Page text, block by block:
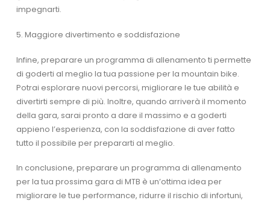
impegnarti.
5. Maggiore divertimento e soddisfazione
Infine, preparare un programma di allenamento ti permette
di goderti al meglio la tua passione per la mountain bike.
Potrai esplorare nuovi percorsi, migliorare le tue abilità e
divertirti sempre di più. Inoltre, quando arriverà il momento
della gara, sarai pronto a dare il massimo e a goderti
appieno l’esperienza, con la soddisfazione di aver fatto
tutto il possibile per prepararti al meglio.
In conclusione, preparare un programma di allenamento
per la tua prossima gara di MTB è un’ottima idea per
migliorare le tue performance, ridurre il rischio di infortuni,